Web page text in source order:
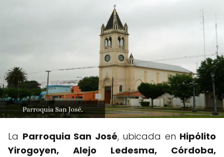
La Parroquia San José, ubicada en Hipólito
Yirogoyen, Alejo Ledesma, Córdoba,